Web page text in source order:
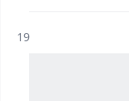
Résultat n°
19